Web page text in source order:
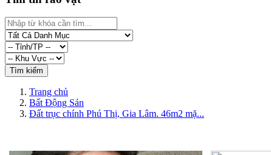
Trang chủ
Bất Động Sản
Đất trục chính Phú Thị, Gia Lâm. 46m2 mặ...